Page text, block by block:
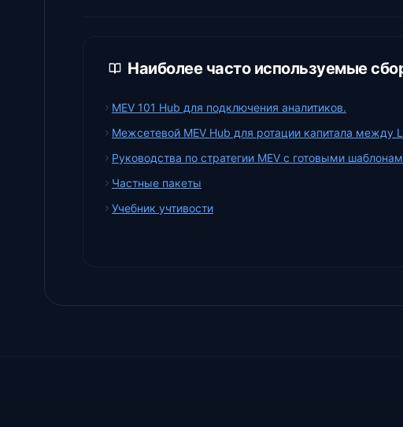
Наиболее часто используемые
MEV 101 Hub для подключения аналитиков.
Межсетевой MEV Hub для ротации капитала между
Руководства по стратегии MEV с готовыми
Частные пакеты
Учебник учтивости